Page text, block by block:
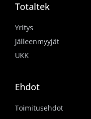
Totaltek
Yritys
Jälleenmyyjät
UKK
Ehdot
Toimitusehdot